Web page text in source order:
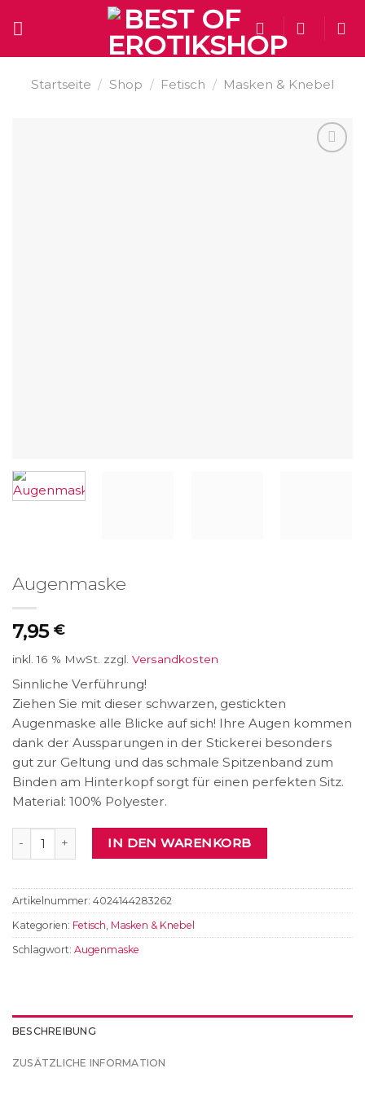
Startseite / Shop / Fetisch / Masken & Knebel
Augenmaske
7,95 €
inkl. 16 % MwSt. zzgl. Versandkosten
Sinnliche Verführung!
Ziehen Sie mit dieser schwarzen, gestickten
Augenmaske alle Blicke auf sich! Ihre Augen kommen
dank der Aussparungen in der Stickerei besonders
gut zur Geltung und das schmale Spitzenband zum
Binden am Hinterkopf sorgt für einen perfekten Sitz.
Material: 100% Polyester.
Augenmaske MengeIN DEN WARENKORB
Artikelnummer: 4024144283262
Kategorien: Fetisch Masken & Knebel
Schlagwort: Augenmaske
BESCHREIBUNG
ZUSÄTZLICHE INFORMATION